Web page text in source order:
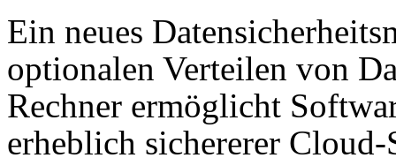
Ein neues
optionalen Verteilen von
Rechner ermöglicht
erheblich sichererer